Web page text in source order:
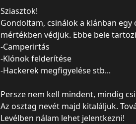
Sziasztok!
Gondoltam, csinálok a klánban
mértékben védjük. Ebbe bele
-Camperirtás
-Klónok felderítése
-Hackerek megfigyelése stb...
Persze nem kell mindent, mindig
Az osztag nevét majd kitaláljuk.
Levélben nálam lehet jelentkezni!